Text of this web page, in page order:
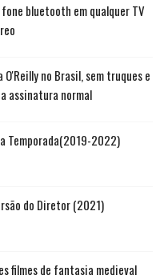
bluetooth em qualquer TV
O'Reilly no Brasil, sem truques e
assinatura normal
Temporada(2019-2022)
do Diretor (2021)
filmes de fantasia medieval